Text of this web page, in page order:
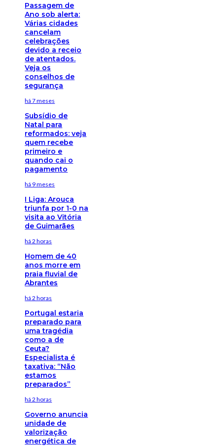
Passagem de
Ano sob alerta:
Várias cidades
cancelam
celebrações
devido a receio
de atentados.
Veja os
conselhos de
segurança
há 7 meses
Subsídio de
Natal para
reformados: veja
quem recebe
primeiro e
quando cai o
pagamento
há 9 meses
I Liga: Arouca
triunfa por 1-0 na
visita ao Vitória
de Guimarães
há 2 horas
Homem de 40
anos morre em
praia fluvial de
Abrantes
há 2 horas
Portugal estaria
preparado para
uma tragédia
como a de
Ceuta?
Especialista é
taxativa: “Não
estamos
preparados”
há 2 horas
Governo anuncia
unidade de
valorização
energética de